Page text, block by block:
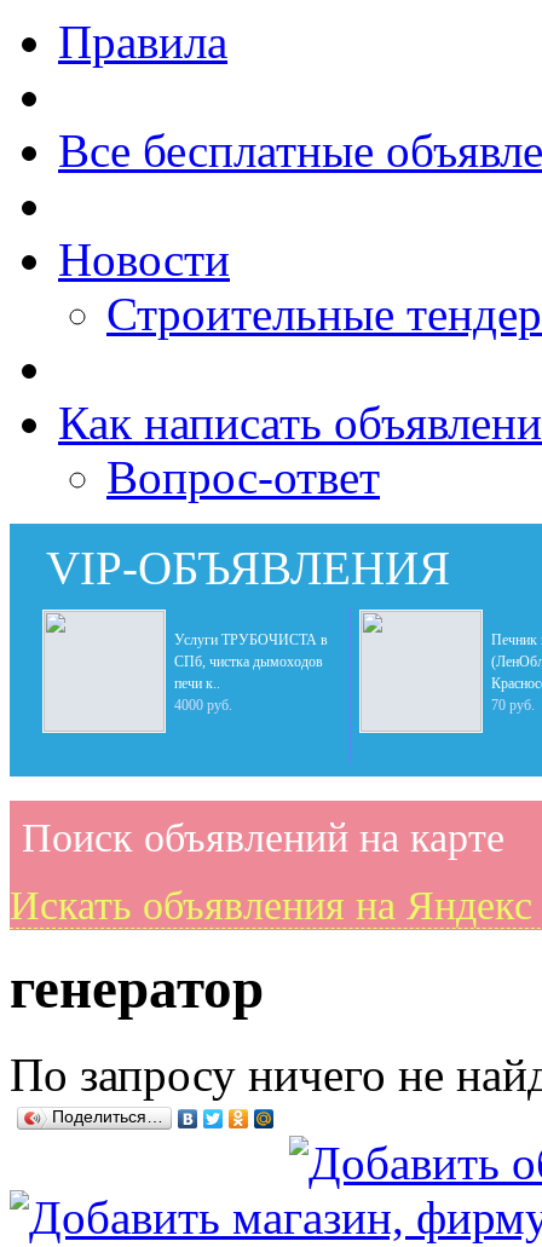
Правила
Все бесплатные
Новости
Строительные
Как написать
Вопрос-ответ
VIP-ОБЪЯВЛЕНИЯ
Услуги ТРУБОЧИСТА в
СПб, чистка дымоходов
печи к..
4000 руб.
Печник
70 руб.
Поиск объявлений на карте
Искать объявления на Яндекс
генератор
По запросу ничего не
Поделиться…